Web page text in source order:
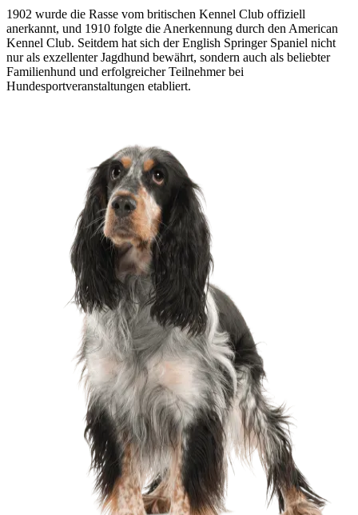
1902 wurde die Rasse vom britischen Kennel Club offiziell
anerkannt, und 1910 folgte die Anerkennung durch den American
Kennel Club. Seitdem hat sich der English Springer Spaniel nicht
nur als exzellenter Jagdhund bewährt, sondern auch als beliebter
Familienhund und erfolgreicher Teilnehmer bei
Hundesportveranstaltungen etabliert.